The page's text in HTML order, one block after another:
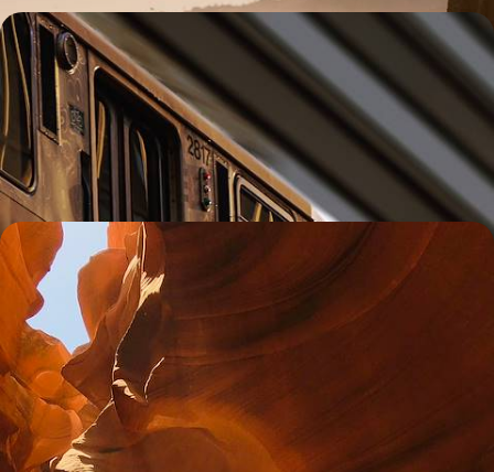
Boston, NYC, Philadelphie, Washington - L'Est
américain en train
Rallier en train quatre villes phares de l'East Coast, piliers de l'histoire
et de la culture américaines d'hier et d'aujourd'hui
10 jours, de 4800 à 6000 $ CA
États-Unis, Australie, Bali - Un été mémorable en
famille
Le temps d'un été, offrir l'inoubliable à votre tribu : un mois de tour du
monde à travers trois pays et trois continents
34 jours, de 12500 à 15200 $ CA
Toutes nos suggestions de voyages New York (3)